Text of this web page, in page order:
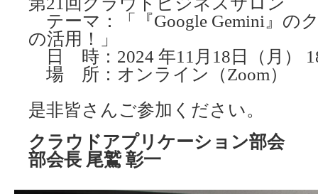
テーマ：「『Google Gemini』の
の活用！」
日 時：2024 年11月18日（月）
場 所：オンライン（Zoom）
是非皆さんご参加ください。
クラウドアプリケーション部会
部会長 尾鷲 彰一